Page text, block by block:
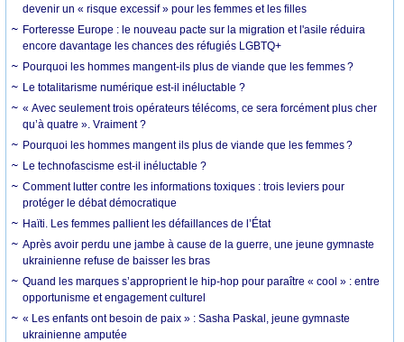
devenir un « risque excessif » pour les femmes et les filles
Forteresse Europe : le nouveau pacte sur la migration et l'asile réduira
encore davantage les chances des réfugiés LGBTQ+
Pourquoi les hommes mangent-ils plus de viande que les femmes ?
Le totalitarisme numérique est-il inéluctable ?
« Avec seulement trois opérateurs télécoms, ce sera forcément plus cher
qu’à quatre ». Vraiment ?
Pourquoi les hommes mangent ils plus de viande que les femmes ?
Le technofascisme est-il inéluctable ?
Comment lutter contre les informations toxiques : trois leviers pour
protéger le débat démocratique
Haïti. Les femmes pallient les défaillances de l’État
Après avoir perdu une jambe à cause de la guerre, une jeune gymnaste
ukrainienne refuse de baisser les bras
Quand les marques s’approprient le hip-hop pour paraître « cool » : entre
opportunisme et engagement culturel
« Les enfants ont besoin de paix » : Sasha Paskal, jeune gymnaste
ukrainienne amputée